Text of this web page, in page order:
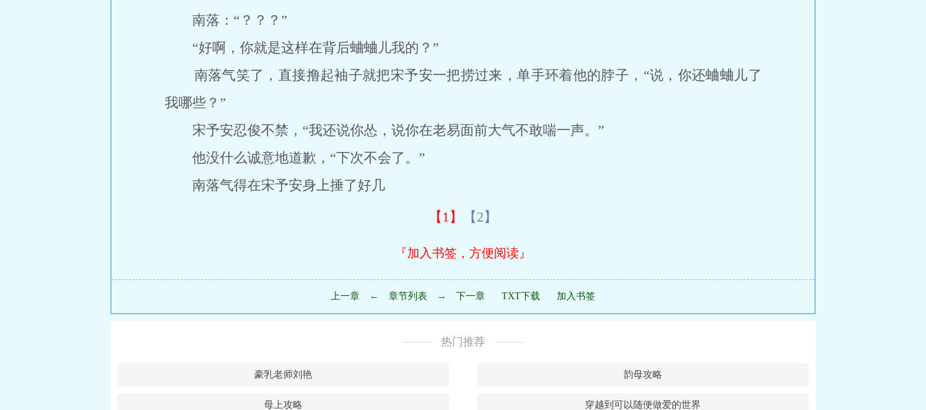
南落：“？？？”
“好啊，你就是这样在背后蛐蛐儿我的？”
南落气笑了，直接撸起袖子就把宋予安一把捞过来，单手环着他的脖子，“说，你还蛐蛐儿了
我哪些？”
宋予安忍俊不禁，“我还说你怂，说你在老易面前大气不敢喘一声。”
他没什么诚意地道歉，“下次不会了。”
南落气得在宋予安身上捶了好几
【1】 【2】
『加入书签，方便阅读』
上一章 ← 章节列表 → 下一章 TXT下载 加入书签
热门推荐
豪乳老师刘艳 韵母攻略
母上攻略 穿越到可以随便做爱的世界